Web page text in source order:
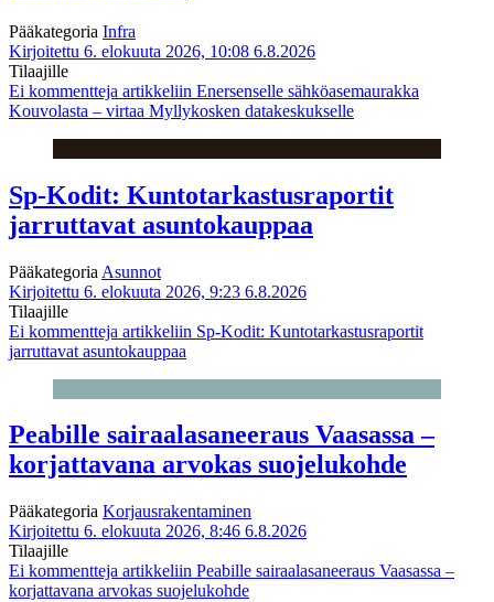
Pääkategoria Infra
Kirjoitettu 6. elokuuta 2026, 10:08 6.8.2026
Tilaajille
Ei kommentteja artikkeliin Enersenselle sähköasemaurakka
Kouvolasta – virtaa Myllykosken datakeskukselle
Sp-Kodit: Kuntotarkastusraportit
jarruttavat asuntokauppaa
Pääkategoria Asunnot
Kirjoitettu 6. elokuuta 2026, 9:23 6.8.2026
Tilaajille
Ei kommentteja artikkeliin Sp-Kodit: Kuntotarkastusraportit
jarruttavat asuntokauppaa
Peabille sairaalasaneeraus Vaasassa –
korjattavana arvokas suojelukohde
Pääkategoria Korjausrakentaminen
Kirjoitettu 6. elokuuta 2026, 8:46 6.8.2026
Tilaajille
Ei kommentteja artikkeliin Peabille sairaalasaneeraus Vaasassa –
korjattavana arvokas suojelukohde